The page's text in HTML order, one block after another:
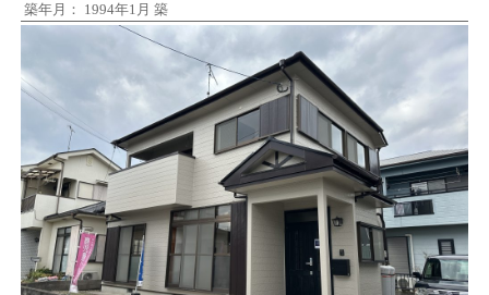
築年月： 1994年1月 築